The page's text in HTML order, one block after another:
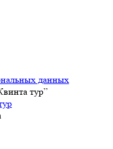
данных
тур”